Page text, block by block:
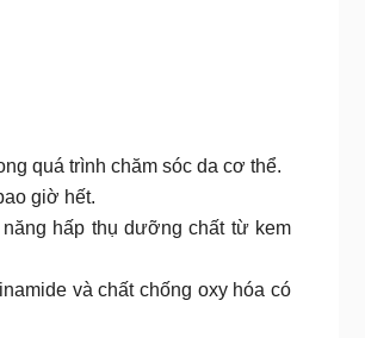
quá trình chăm sóc da cơ thể.
giờ hết.
hấp thụ dưỡng chất từ kem
và chất chống oxy hóa có